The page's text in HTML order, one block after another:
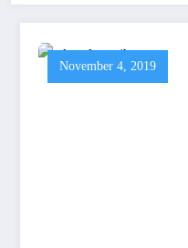
November 4, 2019